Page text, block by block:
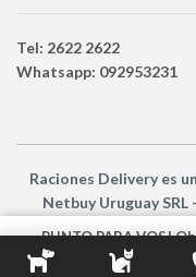
Tel: 2622 2622
Whatsapp: 092953231
Raciones Deliveryes
Netbuy Uruguay SRL -
PUNTO PARA VOS!
18 Puntos por unidad